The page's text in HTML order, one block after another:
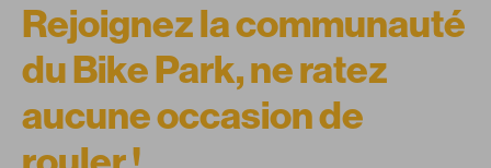
Rejoignez la communauté
du Bike Park, ne ratez
aucune occasion de